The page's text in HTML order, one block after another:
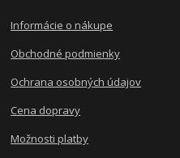
Informácie o nákupe
Obchodné podmienky
Ochrana osobných údajov
Cena dopravy
Možnosti platby